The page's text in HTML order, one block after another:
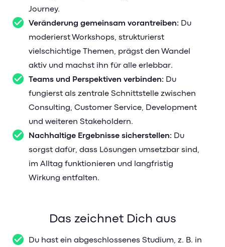
Journey.
Veränderung gemeinsam vorantreiben: Du
moderierst Workshops, strukturierst
vielschichtige Themen, prägst den Wandel
aktiv und machst ihn für alle erlebbar.
Teams und Perspektiven verbinden: Du
fungierst als zentrale Schnittstelle zwischen
Consulting, Customer Service, Development
und weiteren Stakeholdern.
Nachhaltige Ergebnisse sicherstellen: Du
sorgst dafür, dass Lösungen umsetzbar sind,
im Alltag funktionieren und langfristig
Wirkung entfalten.
Das zeichnet Dich aus
Du hast ein abgeschlossenes Studium, z. B. in